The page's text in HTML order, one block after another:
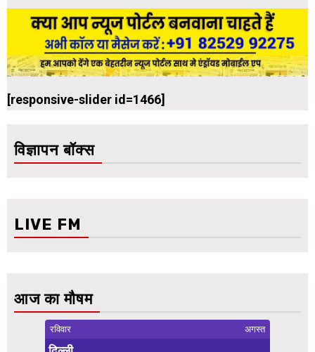
[responsive-slider id=1466]
विज्ञापन बॉक्स
LIVE FM
आज का मौषम
रविवार अगस्त